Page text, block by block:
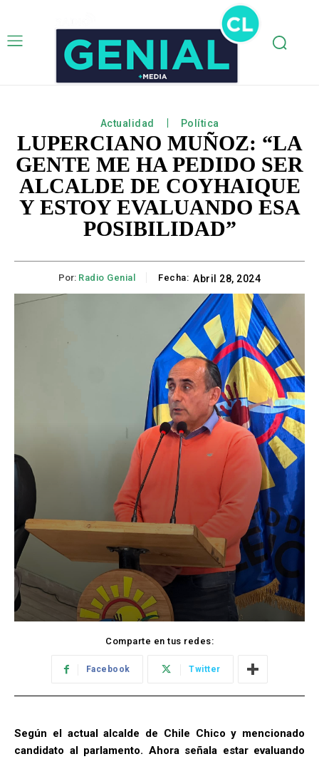
Actualidad Política
LUPERCIANO MUÑOZ: “LA
GENTE ME HA PEDIDO SER
ALCALDE DE COYHAIQUE
Y ESTOY EVALUANDO ESA
POSIBILIDAD”
Por: Radio Genial Fecha: Abril 28, 2024
Comparte en tus redes:
Facebook Twitter
Según el actual alcalde de Chile Chico y mencionado
candidato al parlamento. Ahora señala estar evaluando